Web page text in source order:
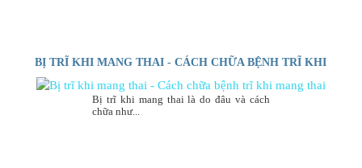
BỊ TRĨ KHI MANG THAI - CÁCH CHỮA BỆNH TRĨ KHI
MANG THAI
Bị trĩ khi mang thai là do đâu và cách
chữa như...